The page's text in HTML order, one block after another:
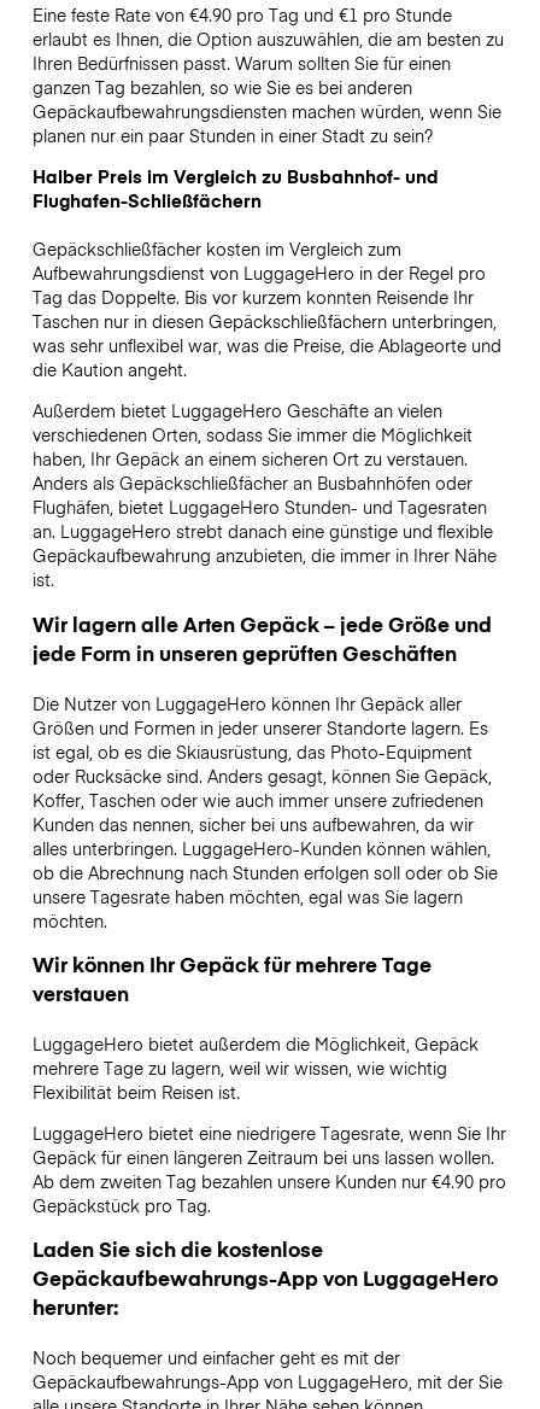
Eine feste Rate von €4.90 pro Tag und €1 pro Stunde
erlaubt es Ihnen, die Option auszuwählen, die am besten zu
Ihren Bedürfnissen passt. Warum sollten Sie für einen
ganzen Tag bezahlen, so wie Sie es bei anderen
Gepäckaufbewahrungsdiensten machen würden, wenn Sie
planen nur ein paar Stunden in einer Stadt zu sein?
Halber Preis im Vergleich zu Busbahnhof- und
Flughafen-Schließfächern
Gepäckschließfächer kosten im Vergleich zum
Aufbewahrungsdienst von LuggageHero in der Regel pro
Tag das Doppelte. Bis vor kurzem konnten Reisende Ihr
Taschen nur in diesen Gepäckschließfächern unterbringen,
was sehr unflexibel war, was die Preise, die Ablageorte und
die Kaution angeht.
Außerdem bietet LuggageHero Geschäfte an vielen
verschiedenen Orten, sodass Sie immer die Möglichkeit
haben, Ihr Gepäck an einem sicheren Ort zu verstauen.
Anders als Gepäckschließfächer an Busbahnhöfen oder
Flughäfen, bietet LuggageHero Stunden- und Tagesraten
an. LuggageHero strebt danach eine günstige und flexible
Gepäckaufbewahrung anzubieten, die immer in Ihrer Nähe
ist.
Wir lagern alle Arten Gepäck – jede Größe und
jede Form in unseren geprüften Geschäften
Die Nutzer von LuggageHero können Ihr Gepäck aller
Größen und Formen in jeder unserer Standorte lagern. Es
ist egal, ob es die Skiausrüstung, das Photo-Equipment
oder Rucksäcke sind. Anders gesagt, können Sie Gepäck,
Koffer, Taschen oder wie auch immer unsere zufriedenen
Kunden das nennen, sicher bei uns aufbewahren, da wir
alles unterbringen. LuggageHero-Kunden können wählen,
ob die Abrechnung nach Stunden erfolgen soll oder ob Sie
unsere Tagesrate haben möchten, egal was Sie lagern
möchten.
Wir können Ihr Gepäck für mehrere Tage
verstauen
LuggageHero bietet außerdem die Möglichkeit, Gepäck
mehrere Tage zu lagern, weil wir wissen, wie wichtig
Flexibilität beim Reisen ist.
LuggageHero bietet eine niedrigere Tagesrate, wenn Sie Ihr
Gepäck für einen längeren Zeitraum bei uns lassen wollen.
Ab dem zweiten Tag bezahlen unsere Kunden nur €4.90 pro
Gepäckstück pro Tag.
Laden Sie sich die kostenlose
Gepäckaufbewahrungs-App von LuggageHero
herunter:
Noch bequemer und einfacher geht es mit der
Gepäckaufbewahrungs-App von LuggageHero, mit der Sie